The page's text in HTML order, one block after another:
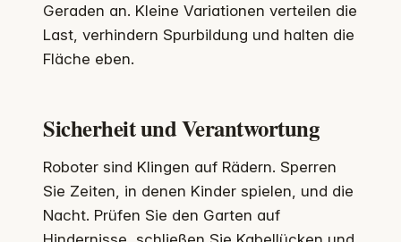
Geraden an. Kleine Variationen verteilen die
Last, verhindern Spurbildung und halten die
Fläche eben.
Sicherheit und Verantwortung
Roboter sind Klingen auf Rädern. Sperren
Sie Zeiten, in denen Kinder spielen, und die
Nacht. Prüfen Sie den Garten auf